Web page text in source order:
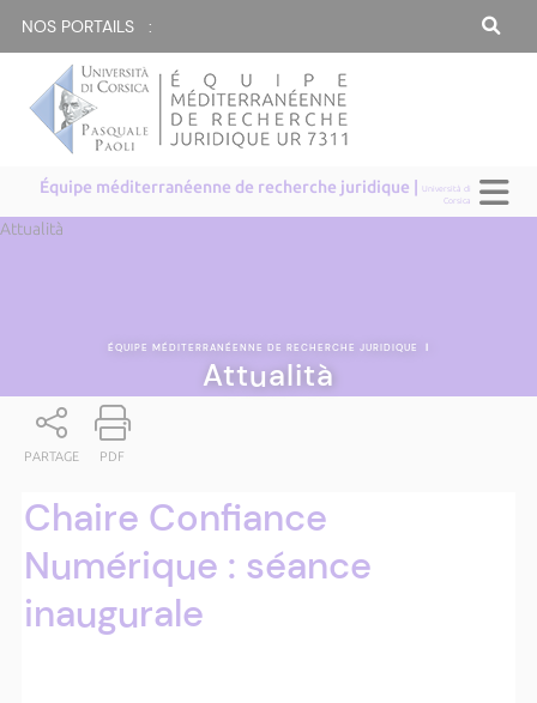
NOS PORTAILS :
Équipe méditerranéenne de recherche juridique |Università di
Corsica
Attualità
ÉQUIPE MÉDITERRANÉENNE DE RECHERCHE JURIDIQUE |
Attualità
PARTAGE PDF
Chaire Confiance
Numérique : séance
inaugurale